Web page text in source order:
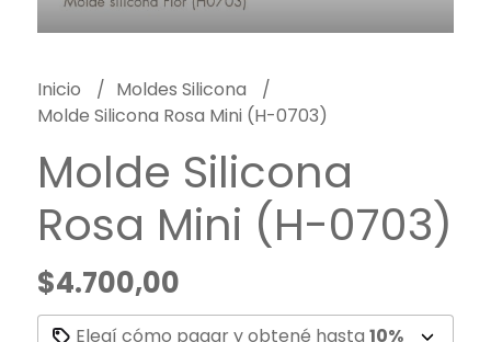
Inicio
Moldes Silicona
Molde Silicona Rosa Mini (H-0703)
Molde Silicona
Rosa Mini (H-0703)
$4.700,00
Elegí cómo pagar y obtené hasta 10%